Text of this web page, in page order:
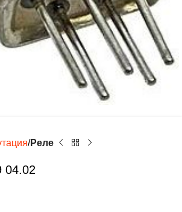
Реле
04.02